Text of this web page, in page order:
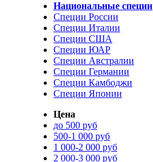
Национальные специи
Специи России
Специи Италии
Специи США
Специи ЮАР
Специи Австралии
Специи Германии
Специи Камбоджи
Специи Японии
Цена
до 500 руб
500-1 000 руб
1 000-2 000 руб
2 000-3 000 руб